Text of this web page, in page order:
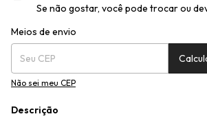
Se não gostar, você pode trocar ou
Entregas para o CEP:
Meios de envio
Não sei meu CEP
Descrição